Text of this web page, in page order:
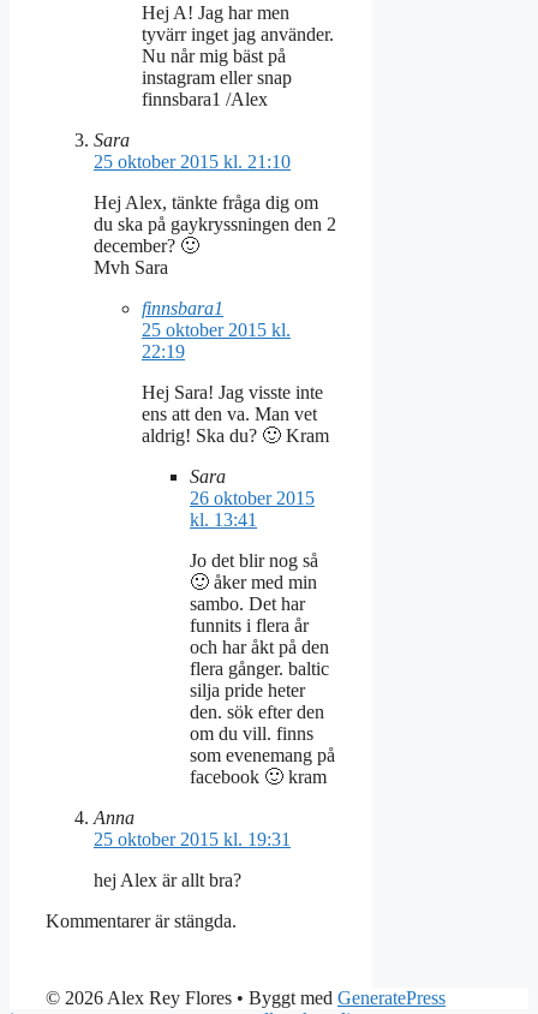
Hej A! Jag har men
tyvärr inget jag använder.
Nu når mig bäst på
instagram eller snap
finnsbara1 /Alex
Sara
25 oktober 2015 kl. 21:10
Hej Alex, tänkte fråga dig om
du ska på gaykryssningen den 2
december? 🙂
Mvh Sara
finnsbara1
25 oktober 2015 kl.
22:19
Hej Sara! Jag visste inte
ens att den va. Man vet
aldrig! Ska du? 🙂 Kram
Sara
26 oktober 2015
kl. 13:41
Jo det blir nog så
🙂 åker med min
sambo. Det har
funnits i flera år
och har åkt på den
flera gånger. baltic
silja pride heter
den. sök efter den
om du vill. finns
som evenemang på
facebook 🙂 kram
Anna
25 oktober 2015 kl. 19:31
hej Alex är allt bra?
Kommentarer är stängda.
© 2026 Alex Rey Flores • Byggt med GeneratePress